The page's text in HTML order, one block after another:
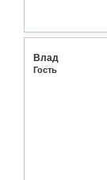
Влад
Гость